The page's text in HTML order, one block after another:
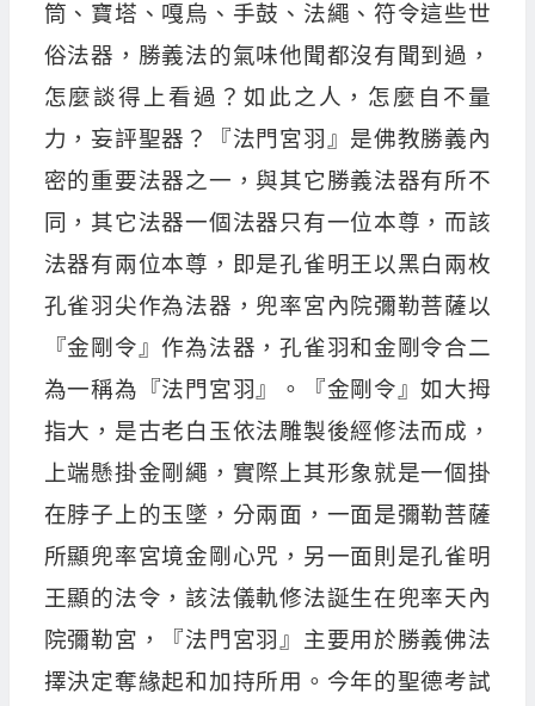
筒、寶塔、嘎烏、手鼓、法繩、符令這些世
俗法器，勝義法的氣味他聞都沒有聞到過，
怎麼談得上看過？如此之人，怎麼自不量
力，妄評聖器？『法門宮羽』是佛教勝義內
密的重要法器之一，與其它勝義法器有所不
同，其它法器一個法器只有一位本尊，而該
法器有兩位本尊，即是孔雀明王以黑白兩枚
孔雀羽尖作為法器，兜率宮內院彌勒菩薩以
『金剛令』作為法器，孔雀羽和金剛令合二
為一稱為『法門宮羽』。『金剛令』如大拇
指大，是古老白玉依法雕製後經修法而成，
上端懸掛金剛繩，實際上其形象就是一個掛
在脖子上的玉墜，分兩面，一面是彌勒菩薩
所顯兜率宮境金剛心咒，另一面則是孔雀明
王顯的法令，該法儀軌修法誕生在兜率天內
院彌勒宮，『法門宮羽』主要用於勝義佛法
擇決定奪緣起和加持所用。今年的聖德考試